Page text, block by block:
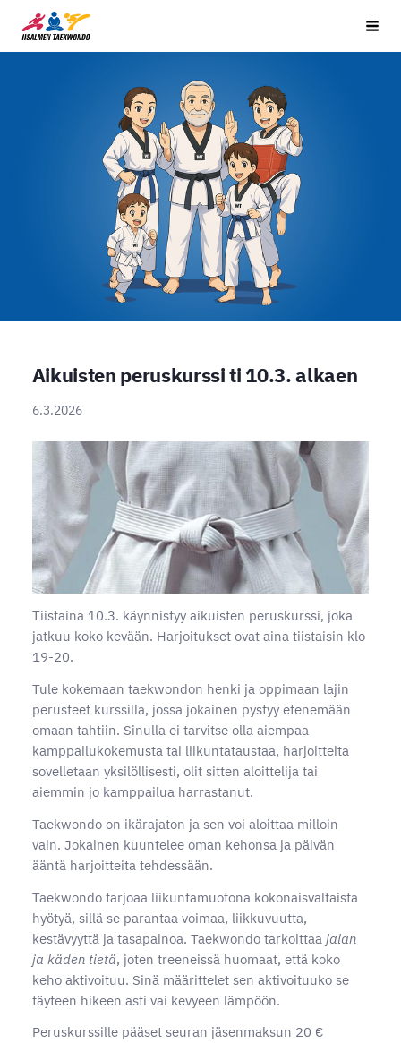
Siirry
sivun
Iisalmen Taekwondo Ry
Aikuisten peruskurssi ti 10.3. alkaen
6.3.2026
Tiistaina 10.3. käynnistyy aikuisten peruskurssi, joka
jatkuu koko kevään. Harjoitukset ovat aina tiistaisin klo
19-20.
Tule kokemaan taekwondon henki ja oppimaan lajin
perusteet kurssilla, jossa jokainen pystyy etenemään
omaan tahtiin. Sinulla ei tarvitse olla aiempaa
kamppailukokemusta tai liikuntataustaa, harjoitteita
sovelletaan yksilöllisesti, olit sitten aloittelija tai
aiemmin jo kamppailua harrastanut.
Taekwondo on ikärajaton ja sen voi aloittaa milloin
vain. Jokainen kuuntelee oman kehonsa ja päivän
ääntä harjoitteita tehdessään.
Taekwondo tarjoaa liikuntamuotona kokonaisvaltaista
hyötyä, sillä se parantaa voimaa, liikkuvuutta,
kestävyyttä ja tasapainoa. Taekwondo tarkoittaa jalan
ja käden tietä, joten treeneissä huomaat, että koko
keho aktivoituu. Sinä määrittelet sen aktivoituuko se
täyteen hikeen asti vai kevyeen lämpöön.
Peruskurssille pääset seuran jäsenmaksun 20 €